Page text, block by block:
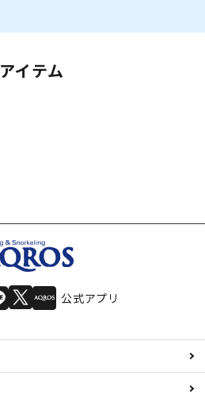
イテム
公式アプリ